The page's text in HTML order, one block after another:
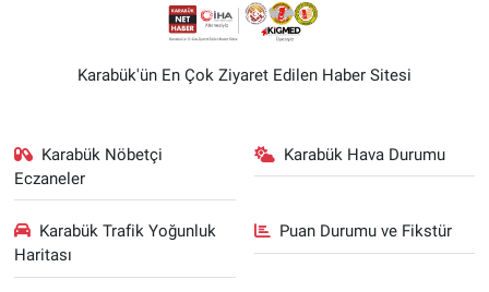
Karabük'ün En Çok Ziyaret Edilen Haber Sitesi
Karabük Nöbetçi
Eczaneler
Karabük Hava Durumu
Karabük Trafik Yoğunluk
Haritası
Puan Durumu ve Fikstür